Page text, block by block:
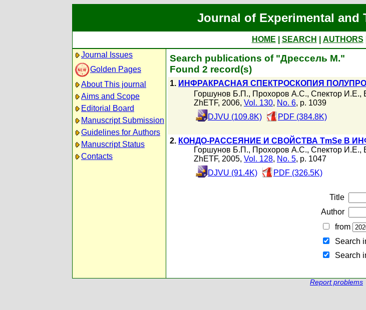
Journal of Experimental and
HOME SEARCH AUTHORS
Journal Issues
Golden Pages
About This journal
Aims and Scope
Editorial Board
Manuscript Submission
Guidelines for Authors
Manuscript Status
Contacts
Search publications of "Дрессель М."
Found 2 record(s)
1. ИНФРАКРАСНАЯ СПЕКТРОСКОПИЯ
Горшунов Б.П., Прохоров А.С., Спектор И.Е.,
ZhETF, 2006, Vol. 130, No. 6, p. 1039
DJVU (109.8K)
PDF (384.8K)
2. КОНДО-РАССЕЯНИЕ И СВОЙСТВА TmSe В
Горшунов Б.П., Прохоров А.С., Спектор И.Е.,
ZhETF, 2005, Vol. 128, No. 5, p. 1047
DJVU (91.4K)
PDF (326.5K)
Title
Author
from
Search
Search
Report problems